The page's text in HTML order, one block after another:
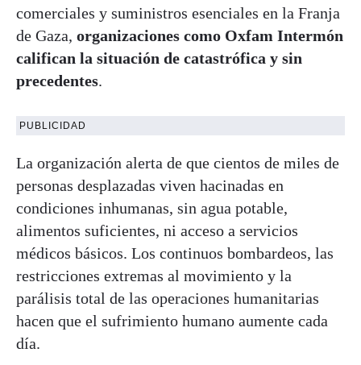
comerciales y suministros esenciales en la Franja
de Gaza, organizaciones como Oxfam Intermón
califican la situación de catastrófica y sin
precedentes.
PUBLICIDAD
La organización alerta de que cientos de miles de
personas desplazadas viven hacinadas en
condiciones inhumanas, sin agua potable,
alimentos suficientes, ni acceso a servicios
médicos básicos. Los continuos bombardeos, las
restricciones extremas al movimiento y la
parálisis total de las operaciones humanitarias
hacen que el sufrimiento humano aumente cada
día.